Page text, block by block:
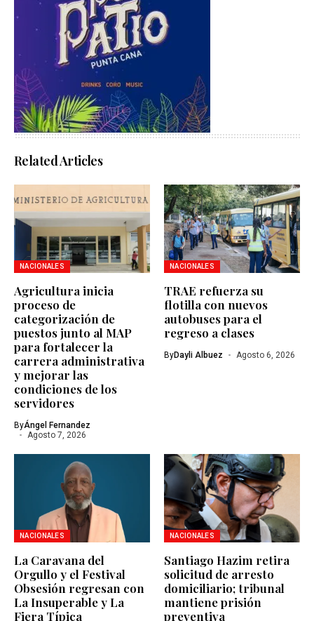
Related Articles
NACIONALES
Agricultura inicia
proceso de
categorización de
puestos junto al MAP
para fortalecer la
carrera administrativa
y mejorar las
condiciones de los
servidores
ByÁngel Fernandez
Agosto 7, 2026
NACIONALES
TRAE refuerza su
flotilla con nuevos
autobuses para el
regreso a clases
ByDayli Albuez Agosto 6, 2026
NACIONALES
La Caravana del
Orgullo y el Festival
Obsesión regresan con
La Insuperable y La
Fiera Típica
NACIONALES
Santiago Hazim retira
solicitud de arresto
domiciliario; tribunal
mantiene prisión
preventiva